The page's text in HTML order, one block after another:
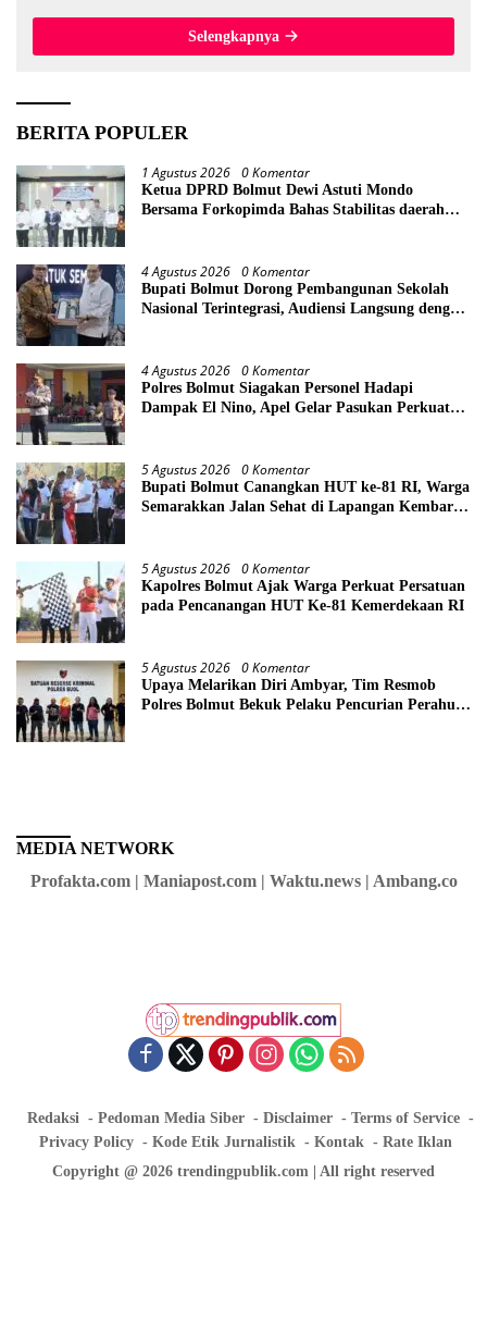
Selengkapnya
BERITA POPULER
1 Agustus 2026 0 Komentar
Ketua DPRD Bolmut Dewi Astuti Mondo
Bersama Forkopimda Bahas Stabilitas daerah
4 Agustus 2026 0 Komentar
Bupati Bolmut Dorong Pembangunan Sekolah
Nasional Terintegrasi, Audiensi Langsung dengan
4 Agustus 2026 0 Komentar
Polres Bolmut Siagakan Personel Hadapi
Dampak El Nino, Apel Gelar Pasukan Perkuat
5 Agustus 2026 0 Komentar
Bupati Bolmut Canangkan HUT ke-81 RI, Warga
Semarakkan Jalan Sehat di Lapangan Kembar
5 Agustus 2026 0 Komentar
Kapolres Bolmut Ajak Warga Perkuat Persatuan
pada Pencanangan HUT Ke-81 Kemerdekaan RI
5 Agustus 2026 0 Komentar
Upaya Melarikan Diri Ambyar, Tim Resmob
Polres Bolmut Bekuk Pelaku Pencurian Perahu
MEDIA NETWORK
Profakta.com | Maniapost.com | Waktu.news | Ambang.co
Redaksi Pedoman Media Siber Disclaimer
Terms of Service
Privacy Policy
Kode Etik Jurnalistik Kontak
Rate Iklan
Copyright @ 2026 trendingpublik.com | All right reserved